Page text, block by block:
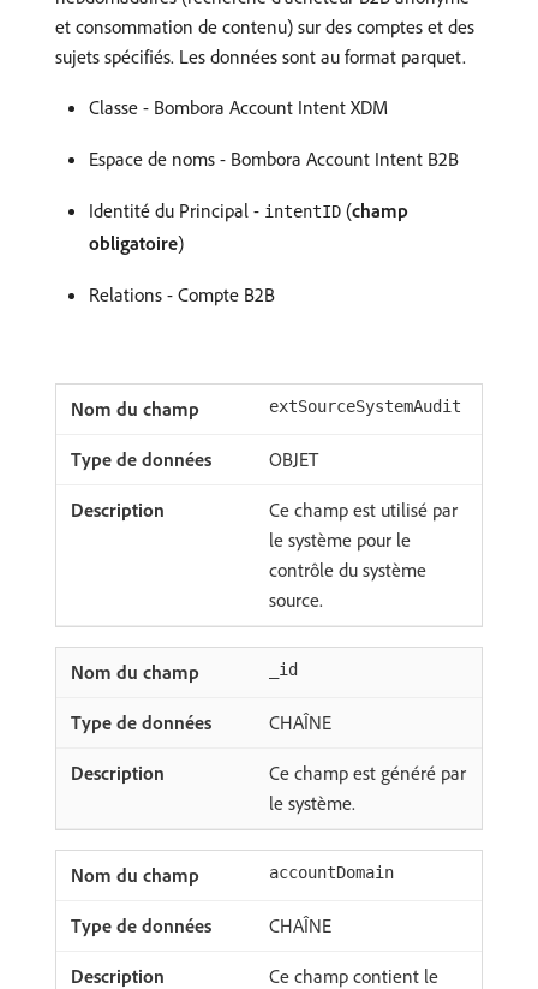
et consommation de contenu) sur des comptes et des
sujets spécifiés. Les données sont au format parquet.
Classe - Bombora Account Intent XDM
Espace de noms - Bombora Account Intent B2B
Identité du Principal - intentID (champ
obligatoire)
Relations - Compte B2B
extSourceSystemAudit
OBJET
Ce champ est utilisé par
le système pour le
contrôle du système
source.
_id
CHAÎNE
Ce champ est généré par
le système.
accountDomain
CHAÎNE
Ce champ contient le